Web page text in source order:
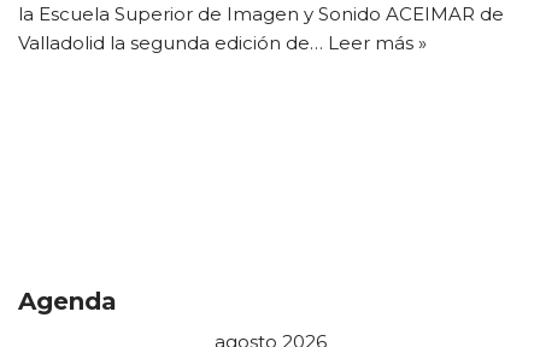
la Escuela Superior de Imagen y Sonido ACEIMAR de
Valladolid la segunda edición de… Leer más »
Agenda
agosto 2026